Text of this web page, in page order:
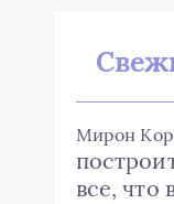
Мирон
все, что